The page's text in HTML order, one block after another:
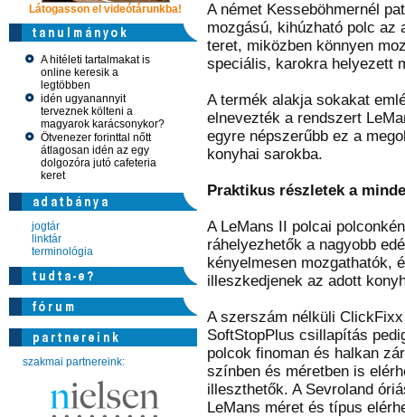
Látogasson el videótárunkba! Látogasson el videótárunkba!Látogasson
A hitéleti tartalmakat is
online keresik a
legtöbben
idén ugyanannyit
terveznek költeni a
magyarok karácsonykor?
Ötvenezer forinttal nőtt
átlagosan idén az egy
dolgozóra jutó cafeteria
keret
jogtár
linktár
terminológia
szakmai partnereink:
A német Kesseböhmernél
mozgású, kihúzható polc az
teret, miközben könnyen
speciális, karokra helyezett
A termék alakja sokakat
elnevezték a rendszert
egyre népszerűbb ez a
konyhai sarokba.
Praktikus részletek a
A LeMans II polcai
ráhelyezhetők a nagyobb
kényelmesen mozgathatók,
illeszkedjenek az adott
A szerszám nélküli
SoftStopPlus csillapítás
polcok finoman és halkan
színben és méretben is
illeszthetők. A Sevroland
LeMans méret és típus